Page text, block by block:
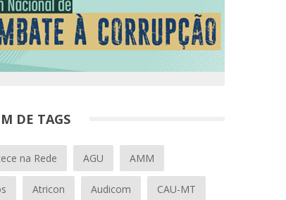
DE TAGS
na Rede AGU AMM
Atricon Audicom CAU-MT